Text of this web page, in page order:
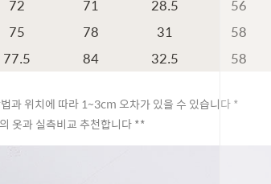
72 71 28.5 56
75 78 31 58
77.5 84 32.5 58
과 위치에 따라 1~3cm 오차가 있을 수 있습니다 *
옷과 실측비교 추천합니다 **